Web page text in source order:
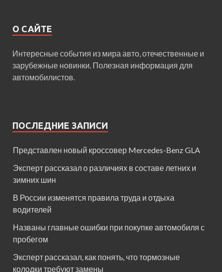
О САЙТЕ
Интересные события из мира авто, отечественные и
зарубежные новинки. Полезная информация для
автомобилистов.
ПОСЛЕДНИЕ ЗАПИСИ
Представлен новый кроссовер Mercedes-Benz GLA
Эксперт рассказал о различиях в составе летних и
зимних шин
В России изменятся правила труда и отдыха
водителей
Названы главные ошибки при покупке автомобиля с
пробегом
Эксперт рассказал, как понять, что тормозные
колодки требуют замены